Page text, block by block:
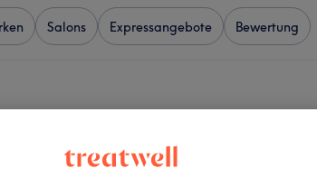
Salons Expressangebote Bewertung
+